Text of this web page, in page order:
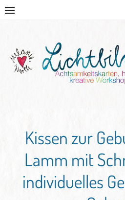
Skip
Kissen zur
Lamm mit
individuelles